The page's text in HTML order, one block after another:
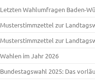
Letzten Wahlumfragen Baden-
Musterstimmzettel zur
Musterstimmzettel zur
Wahlen im Jahr 2026
Bundestagswahl 2025: Das